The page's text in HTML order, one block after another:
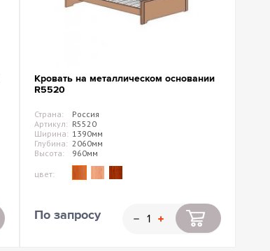
Кровать на металлическом основании
R5520
Страна:
Россия
Артикул: R5520
Ширина: 1390мм
Глубина: 2060мм
Высота:
960мм
цвет:
По запросу